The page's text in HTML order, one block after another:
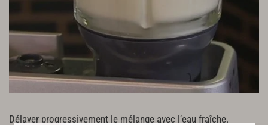
Délayer progressivement le mélange avec l’eau fraîche.